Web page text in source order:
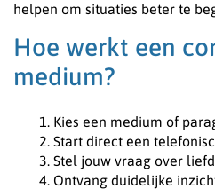
helpen om situaties beter te
Hoe werkt een
medium?
Kies een medium of
Start direct een
Stel jouw vraag over
Ontvang duidelijke